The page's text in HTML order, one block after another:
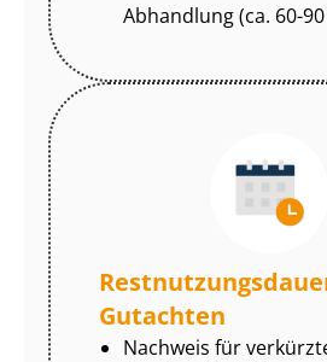
Abhandlung (ca. 60-
Gutachten
Nachweis für